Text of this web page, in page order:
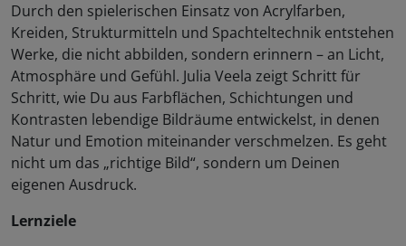
Durch den spielerischen Einsatz von Acrylfarben,
Kreiden, Strukturmitteln und Spachteltechnik entstehen
Werke, die nicht abbilden, sondern erinnern – an Licht,
Atmosphäre und Gefühl. Julia Veela zeigt Schritt für
Schritt, wie Du aus Farbflächen, Schichtungen und
Kontrasten lebendige Bildräume entwickelst, in denen
Natur und Emotion miteinander verschmelzen. Es geht
nicht um das „richtige Bild“, sondern um Deinen
eigenen Ausdruck.
Lernziele